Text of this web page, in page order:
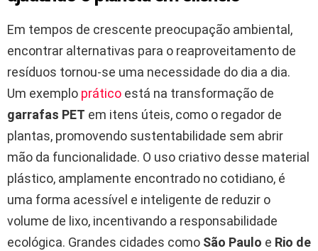
Em tempos de crescente preocupação ambiental,
encontrar alternativas para o reaproveitamento de
resíduos tornou-se uma necessidade do dia a dia.
Um exemplo prático está na transformação de
garrafas PET em itens úteis, como o regador de
plantas, promovendo sustentabilidade sem abrir
mão da funcionalidade. O uso criativo desse material
plástico, amplamente encontrado no cotidiano, é
uma forma acessível e inteligente de reduzir o
volume de lixo, incentivando a responsabilidade
ecológica. Grandes cidades como São Paulo e Rio de